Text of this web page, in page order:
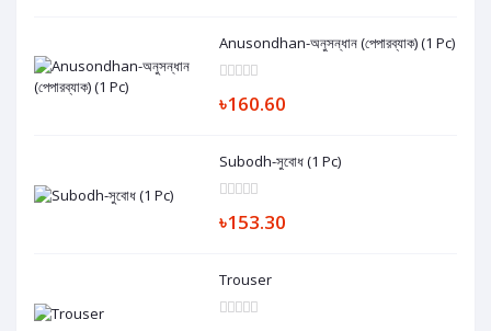
Anusondhan-অনুসন্ধান (পেপারব্যাক) (1 Pc)
৳160.60
Subodh-সুবোধ (1 Pc)
৳153.30
Trouser